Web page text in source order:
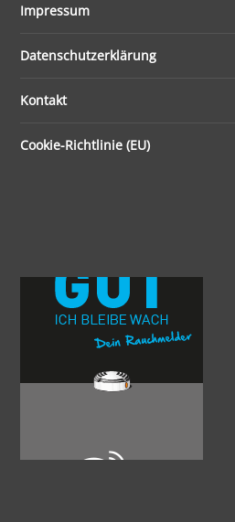
Impressum
Datenschutzerklärung
Kontakt
Cookie-Richtlinie (EU)